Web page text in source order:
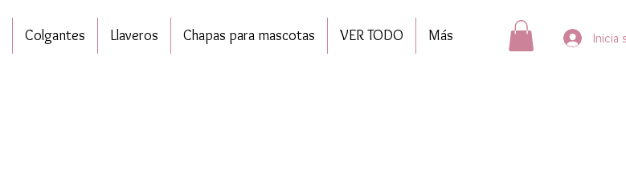
Colgantes Llaveros Chapas para mascotas VER TODO Más Inicia